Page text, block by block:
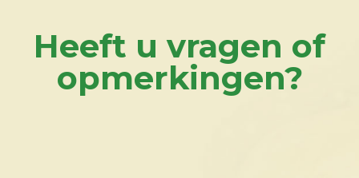
Heeft u vragen of
opmerkingen?